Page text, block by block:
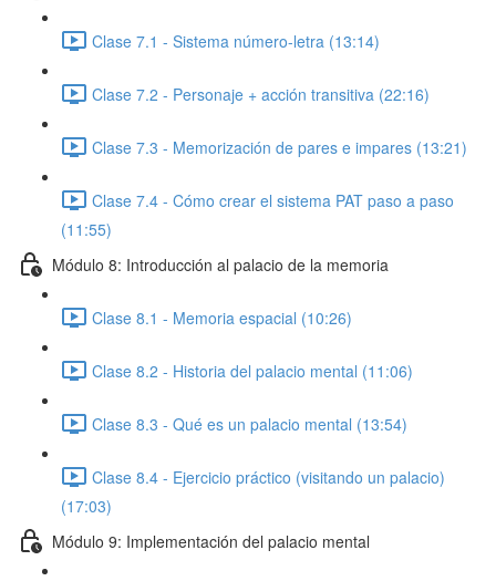
Clase 7.1 - Sistema número-letra (13:14)
Clase 7.2 - Personaje + acción transitiva (22:16)
Clase 7.3 - Memorización de pares e impares (13:21)
Clase 7.4 - Cómo crear el sistema PAT paso a paso
(11:55)
Módulo 8: Introducción al palacio de la memoria
Clase 8.1 - Memoria espacial (10:26)
Clase 8.2 - Historia del palacio mental (11:06)
Clase 8.3 - Qué es un palacio mental (13:54)
Clase 8.4 - Ejercicio práctico (visitando un palacio)
(17:03)
Módulo 9: Implementación del palacio mental